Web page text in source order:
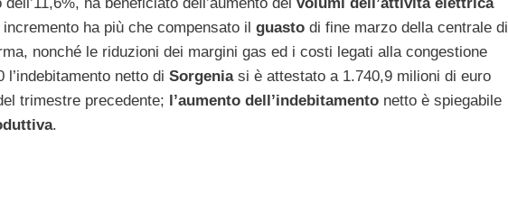
ha più che compensato il guasto di fine marzo della centrale di
nonché le riduzioni dei margini gas ed i costi legati alla congestione
l’indebitamento netto di Sorgeniasi è attestato a 1.740,9 milioni di euro
trimestre precedente; l’aumento dell’indebitamento netto è spiegabile
.